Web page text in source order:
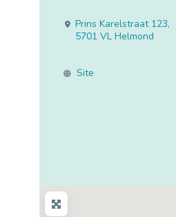
Prins Karelstraat 123,
5701 VL Helmond
Site